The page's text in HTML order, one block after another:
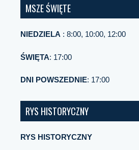
MSZE ŚWIĘTE
NIEDZIELA : 8:00, 10:00, 12:00
ŚWIĘTA: 17:00
DNI POWSZEDNIE: 17:00
RYS HISTORYCZNY
RYS HISTORYCZNY